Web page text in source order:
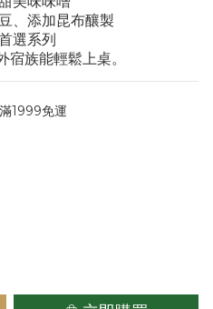
、添加昆布釀製
選系列
族能輕鬆上桌。
1999免運